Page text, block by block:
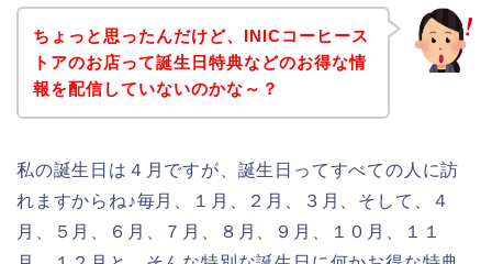
ちょっと思ったんだけど、INICコーヒース
トアのお店って誕生日特典などのお得な情
報を配信していないのかな～？
私の誕生日は４月ですが、誕生日ってすべての人に訪
れますからね♪毎月、１月、２月、３月、そして、４
月、５月、６月、７月、８月、９月、１０月、１１